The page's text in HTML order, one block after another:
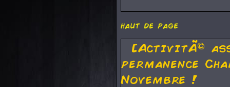
haut de page
[ActivitÃ©
permanence
Novembre !